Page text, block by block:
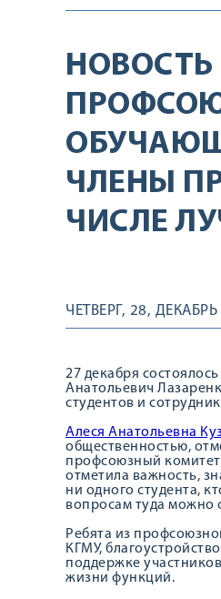
НОВОСТЬ
ЧЛЕНЫ
ЧИСЛЕ
ЧЕТВЕРГ, 28,
27 декабря
Анатольевич
студентов и
Алеся Анатольевна
общественностью,
профсоюзный
отметила важность,
ни одного студента,
вопросам туда можно
Ребята из
КГМУ,
поддержке
жизни функций.